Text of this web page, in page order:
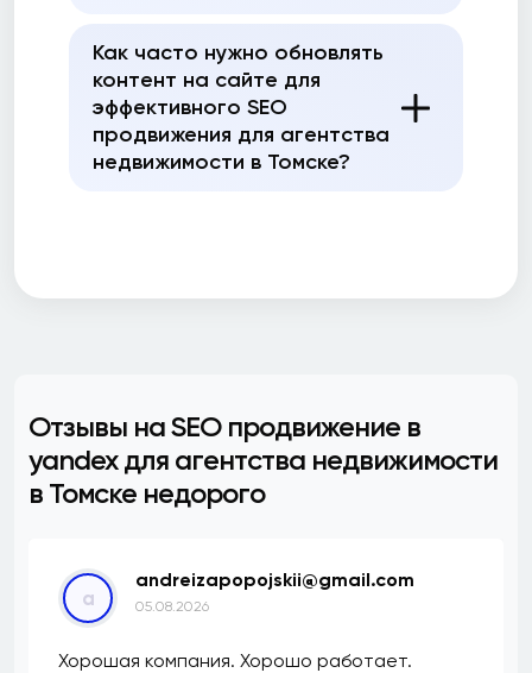
Как часто нужно обновлять
контент на сайте для
эффективного SEO
продвижения для агентства
недвижимости в Томске?
Отзывы на SEO продвижение в
yandex для агентства недвижимости
в Томске недорого
a
andreizapopojskii@gmail.com
05.08.2026
Хорошая компания. Хорошо работает.